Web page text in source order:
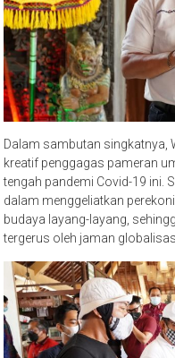
Dalam sambutan singkatnya,
kreatif penggagas pameran
tengah pandemi Covid-19 ini.
dalam menggeliatkan
budaya layang-layang,
tergerus oleh jaman